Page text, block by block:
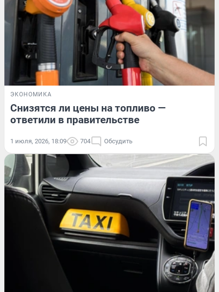
ЭКОНОМИКА
Снизятся ли цены на топливо —
ответили в правительстве
1 июля, 2026, 18:09 704 Обсудить